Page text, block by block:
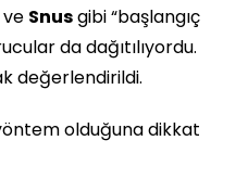
ve Snusgibi “başlangıç
da dağıtılıyordu.
değerlendirildi.
olduğuna dikkat